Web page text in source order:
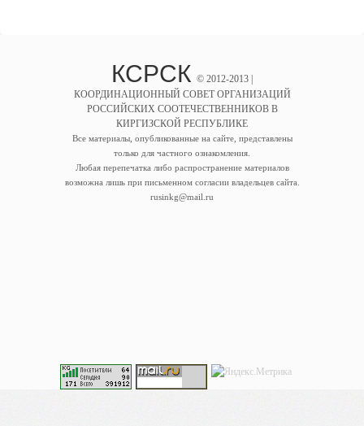
КСРСК © 2012-2013 |
КООРДИНАЦИОННЫЙ СОВЕТ ОРГАНИЗАЦИЙ
РОССИЙСКИХ СООТЕЧЕСТВЕННИКОВ В
КИРГИЗСКОЙ РЕСПУБЛИКЕ
Все материалы, опубликованные на сайте, представлены
только для частного ознакомления.
Любая перепечатка либо распространение материалов
возможна лишь при письменном согласии владельцев сайта.
rusinkg@mail.ru